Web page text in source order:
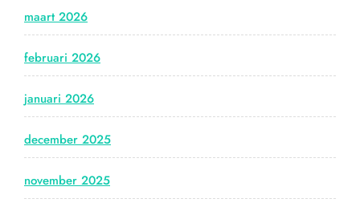
maart 2026
februari 2026
januari 2026
december 2025
november 2025